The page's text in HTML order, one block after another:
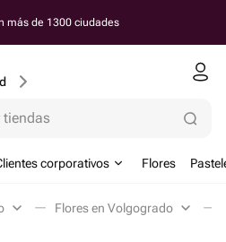
más de 1300 ciudades
tiendas
corporativos Flores
Flores en Volgogrado